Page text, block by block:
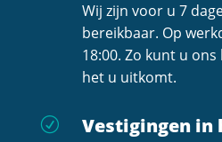
Wij zijn voor u 7
bereikbaar. Op
18:00. Zo kunt u
het u uitkomt.
R Vestigingen in